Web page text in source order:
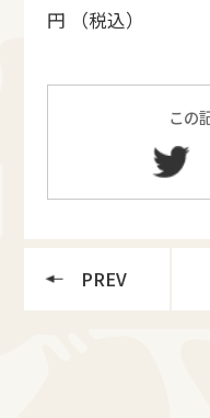
円 （税込）
この
PREV